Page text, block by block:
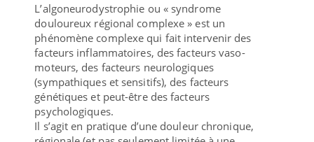
L’algoneurodystrophie ou « syndrome
douloureux régional complexe » est un
phénomène complexe qui fait intervenir des
facteurs inflammatoires, des facteurs vaso-
moteurs, des facteurs neurologiques
(sympathiques et sensitifs), des facteurs
génétiques et peut-être des facteurs
psychologiques.
Il s’agit en pratique d’une douleur chronique,